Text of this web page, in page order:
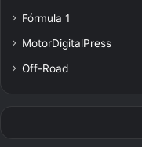
Fórmula 1
MotorDigitalPress
Off-Road